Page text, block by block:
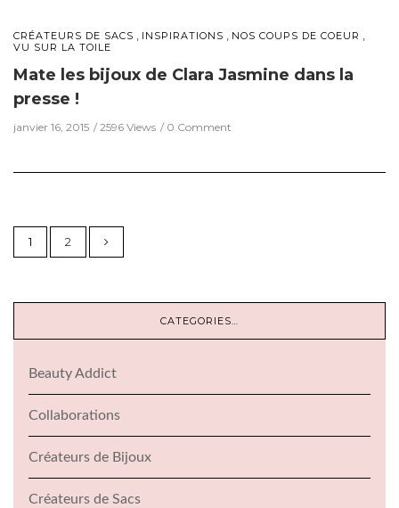
CRÉATEURS DE SACS INSPIRATIONS NOS COUPS DE COEUR
VU SUR LA TOILE
Mate les bijoux de Clara Jasmine dans la
presse !
janvier 16, 2015 2596 Views 0 Comment
1 2
CATEGORIES…
Beauty Addict
Collaborations
Créateurs de Bijoux
Créateurs de Sacs